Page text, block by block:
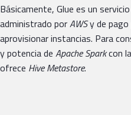
Básicamente, Glue es un
administrado porAWSy de pago
aprovisionar instancias. Para
y potencia de Apache Sparkcon
ofrece Hive Metastore.